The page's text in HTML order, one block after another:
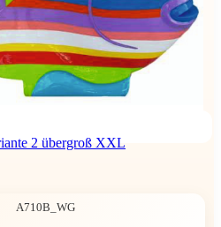
2 übergroß XXL
A710B_WG